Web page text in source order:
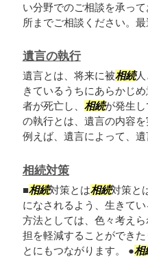
い分野でのご相談を承っ
所までご相談ください。
遺言の執行
遺言とは、将来に被相続人
きているうちにあらかじ
者が死亡し、 相続が発生
の執行とは、遺言の内容
例えば、遺言によって、遺
相続対策
■相続対策とは相続対策と
になされるよう、生きて
方法としては、色々考えら
担を軽減することができた
とにもつながります。 ●相